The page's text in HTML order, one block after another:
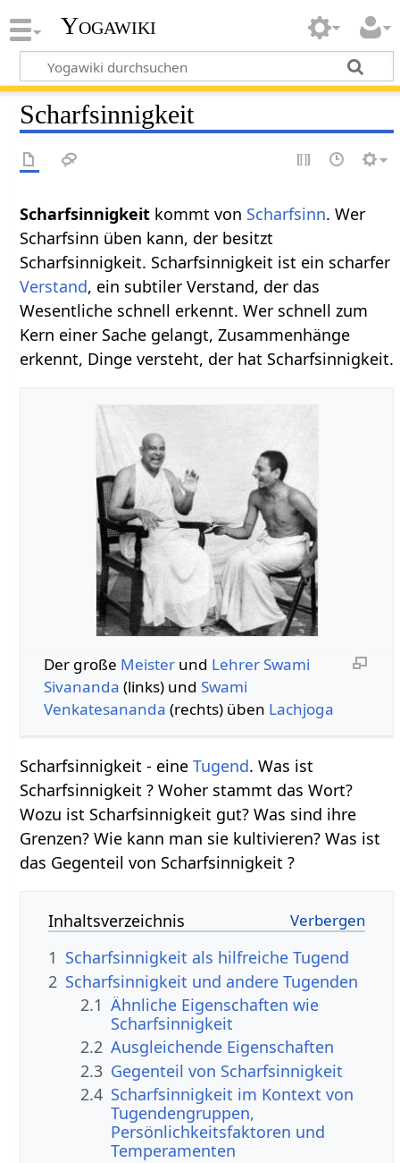
Yogawiki
Scharfsinnigkeit
Scharfsinnigkeit kommt von Scharfsinn. Wer
Scharfsinn üben kann, der besitzt
Scharfsinnigkeit. Scharfsinnigkeit ist ein scharfer
Verstand, ein subtiler Verstand, der das
Wesentliche schnell erkennt. Wer schnell zum
Kern einer Sache gelangt, Zusammenhänge
erkennt, Dinge versteht, der hat Scharfsinnigkeit.
Der große Meisterund Lehrer Swami
Sivananda (links) und Swami
Venkatesananda (rechts) üben Lachjoga
Scharfsinnigkeit - eineTugend. Was ist
Scharfsinnigkeit ? Woher stammt das Wort?
Wozu ist Scharfsinnigkeit gut? Was sind ihre
Grenzen? Wie kann man sie kultivieren? Was ist
das Gegenteil von Scharfsinnigkeit ?
Inhaltsverzeichnis
1 Scharfsinnigkeit als hilfreiche Tugend
2 Scharfsinnigkeit und andere Tugenden
2.1 Ähnliche Eigenschaften wie
Scharfsinnigkeit
2.2 Ausgleichende Eigenschaften
2.3 Gegenteil von Scharfsinnigkeit
2.4 Scharfsinnigkeit im Kontext von
Tugendengruppen,
Persönlichkeitsfaktoren und
Temperamenten